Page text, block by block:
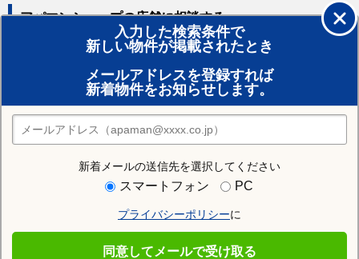
入力した検索条件で
新しい物件が掲載されたとき
メールアドレスを登録すれば
新着物件をお知らせします。
新着メールの送信先を選択してください
スマートフォン PC
プライバシーポリシーに
同意してメールで受け取る
アパマンショップの店舗に相談する
賃貸のプロがお部屋探し！
おまかせ物件リクエスト
住みたい街の店舗を探す
店舗検索
住む街研究所でいわき市の情報を見る